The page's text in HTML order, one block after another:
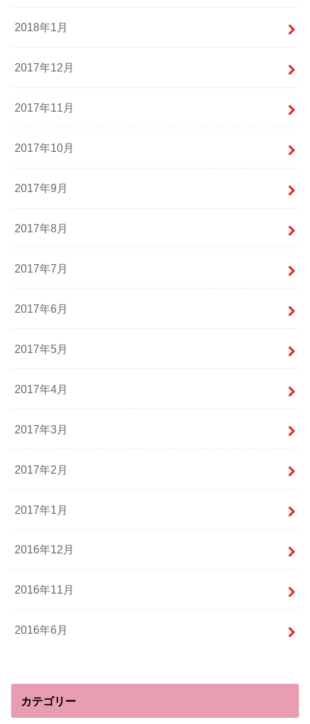
2018年1月
2017年12月
2017年11月
2017年10月
2017年9月
2017年8月
2017年7月
2017年6月
2017年5月
2017年4月
2017年3月
2017年2月
2017年1月
2016年12月
2016年11月
2016年6月
カテゴリー